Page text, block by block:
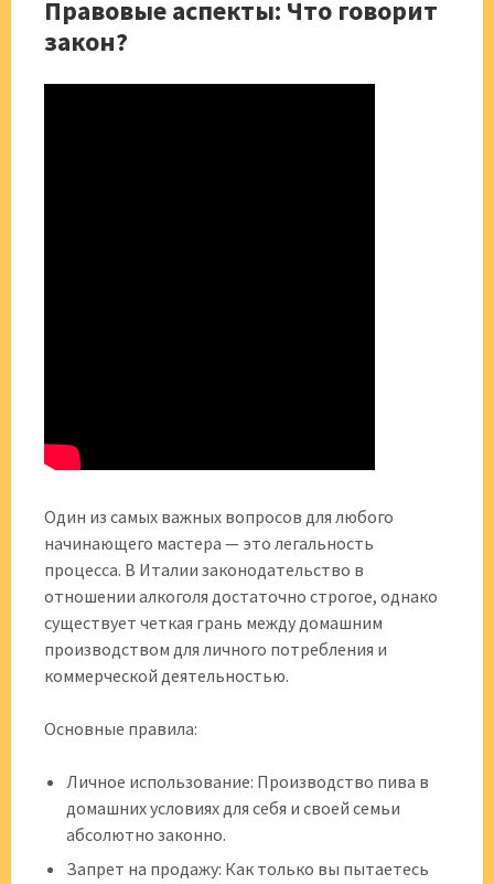
Правовые аспекты: Что говорит
закон?
Один из самых важных вопросов для любого
начинающего мастера — это легальность
процесса. В Италии законодательство в
отношении алкоголя достаточно строгое, однако
существует четкая грань между домашним
производством для личного потребления и
коммерческой деятельностью.
Основные правила:
Личное использование: Производство пива в
домашних условиях для себя и своей семьи
абсолютно законно.
Запрет на продажу: Как только вы пытаетесь